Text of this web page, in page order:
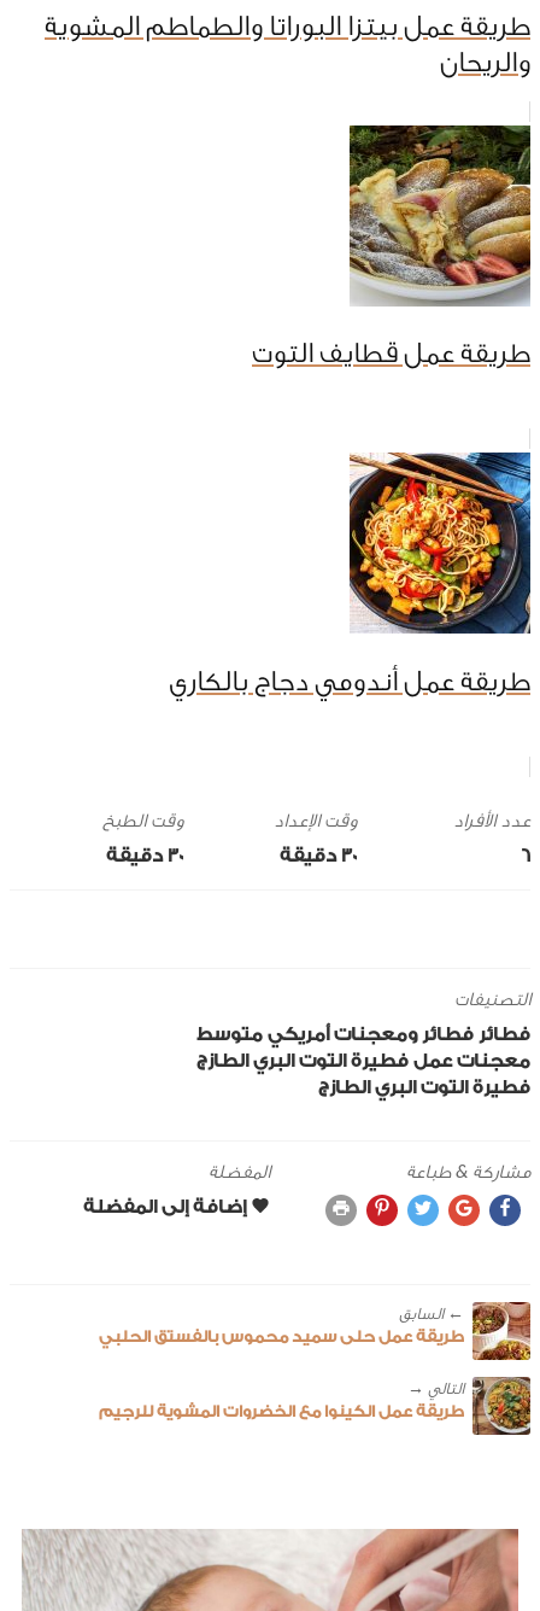
طريقة عمل بيتزا البوراتا والطماطم المشوية
والريحان
طريقة عمل قطايف التوت
طريقة عمل أندومي دجاج بالكاري
6
وقت الإعداد
30 ‎دقيقة
وقت الطبخ
30 ‎دقيقة
التصنيفات
فطائر فطائر ومعجنات أمريكي متوسط
معجنات عمل فطيرة التوت البري الطازج
فطيرة التوت البري الطازج
مشاركة & طباعة المفضلة
← ‎السابق
طريقة عمل حلى سميد محموس بالفستق الحلبي
طريقة عمل الكينوا مع الخضروات المشوية للرجيم